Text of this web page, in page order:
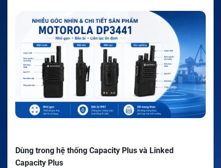
Dùng trong hệ thống Capacity Plus và Linked
Capacity Plus